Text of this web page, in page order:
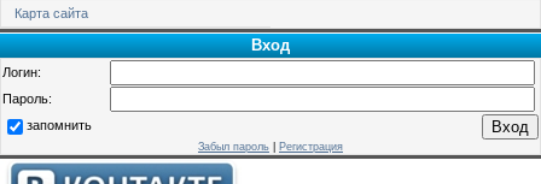
Карта сайта
Вход
Логин:
Пароль:
запомнить
Забыл пароль Регистрация